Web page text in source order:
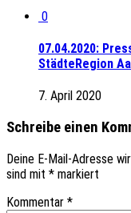
0
07.04.2020:
StädteRegion
7. April 2020
Schreibe einen
Deine E-Mail-Adresse
sind mit * markiert
Kommentar *